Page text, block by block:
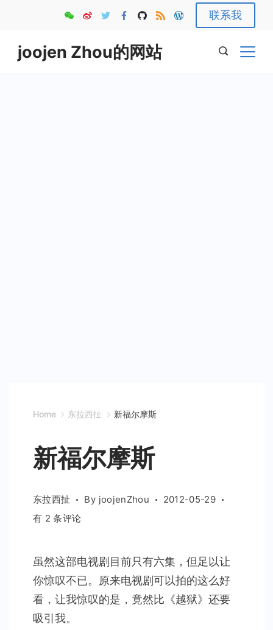
content
联系我
joojen Zhou的网站
Home 东拉西扯 新福尔摩斯
新福尔摩斯
东拉西扯 By joojenZhou
2012-05-29
新
摩
斯
有 2 条评论
虽然这部电视剧目前只有六集，但足以让
你惊叹不已。原来电视剧可以拍的这么好
看，让我惊叹的是，竟然比《越狱》还要
吸引我。